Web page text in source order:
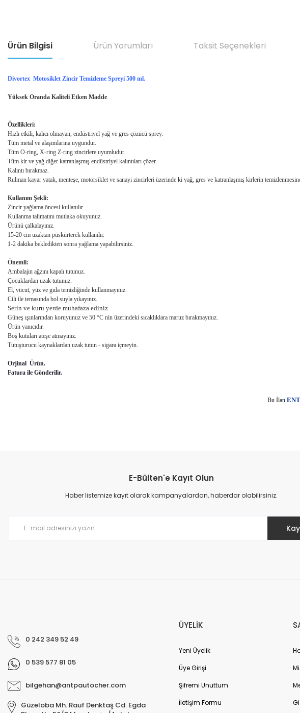
Ürün Bilgisi Ürün Yorumları Taksit Seçenekleri
Divortex Motosiklet Zincir Temizleme Spreyi 500 ml.
Yüksek Oranda Kaliteli Etken Madde
Özellikleri:
Hızlı etkili, kalıcı olmayan, endüstriyel yağ ve gres çözücü sprey.
Tüm metal ve alaşımlarına uygundur.
Tüm O-ring, X-ring Z-ring zincirlere uyumludur
Tüm kir ve yağ diğer katranlaşmış endüstriyel kalıntıları çözer.
Kalıntı bırakmaz.
Rulman kayar yatak, menteşe, motorsiklet ve sanayi zincirleri üzerinde ki yağ, gres ve katranlaşmış kirlerin
Kullanım Şekli:
Zincir yağlama öncesi kullanılır.
Kullanma talimatını mutlaka okuyunuz.
Ürünü çalkalayınız.
15-20 cm uzaktan püskürterek kullanılır.
1-2 dakika bekledikten sonra yağlama yapabilirsiniz.
Önemli:
Ambalajın ağzını kapalı tutunuz.
Çocuklardan uzak tutunuz.
El, vücut, yüz ve gıda temizliğinde kullanmayınız.
Cilt ile temasında bol suyla yıkayınız.
Serin ve kuru yerde muhafaza ediniz.
Güneş ışınlarından koruyunuz ve 50 °C nin üzerindeki sıcaklıklara maruz bırakmayınız.
Ürün yanıcıdır.
Boş kutuları ateşe atmayınız.
Tutuşturucu kaynaklardan uzak tutun - sigara içmeyin.
Orjinal Ürün.
Fatura ile Gönderilir.
Bu İlan E
Ürün resmi kalitesiz, bozuk veya görüntülenemiyor.
Ürün açıklamasında eksik bilgiler bulunuyor.
E-Bülten'e Kayıt Olun
Haber listemize kayıt olarak kampanyalardan, haberdar olabilirsiniz.
0 242 349 52 49
0 539 577 81 05
bilgehan@antpautocher.com
Güzeloba Mh. Rauf Denktaş Cd. Egda
ÜYELİK
Yeni Üyelik
Üye Girişi
Şifremi Unuttum
İletişim Formu